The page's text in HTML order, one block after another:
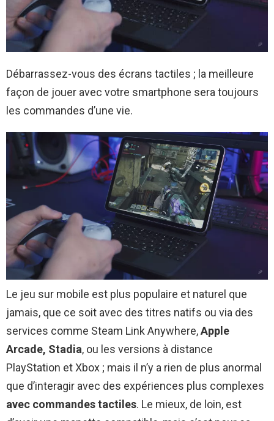
Débarrassez-vous des écrans tactiles ; la meilleure
façon de jouer avec votre smartphone sera toujours
les commandes d’une vie.
Le jeu sur mobile est plus populaire et naturel que
jamais, que ce soit avec des titres natifs ou via des
services comme Steam Link Anywhere,Apple
Arcade, Stadia, ou les versions à distance
PlayStation et Xbox ; mais il n’y a rien de plus anormal
que d’interagir avec des expériences plus complexes
avec commandes tactiles. Le mieux, de loin, est